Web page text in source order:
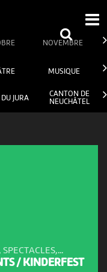
NOVEMBRE
MUSIQUE
JURA
CANTON DE
NEUCHÂTEL
SPECTACLES,...
/ KINDERFEST